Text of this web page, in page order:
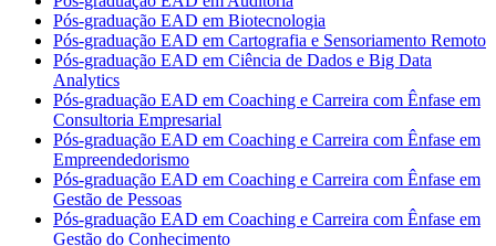
Pós-graduação EAD em Biotecnologia
Pós-graduação EAD em Cartografia e Sensoriamento Remoto
Pós-graduação EAD em Ciência de Dados e Big Data
Analytics
Pós-graduação EAD em Coaching e Carreira com Ênfase em
Consultoria Empresarial
Pós-graduação EAD em Coaching e Carreira com Ênfase em
Empreendedorismo
Pós-graduação EAD em Coaching e Carreira com Ênfase em
Gestão de Pessoas
Pós-graduação EAD em Coaching e Carreira com Ênfase em
Gestão do Conhecimento